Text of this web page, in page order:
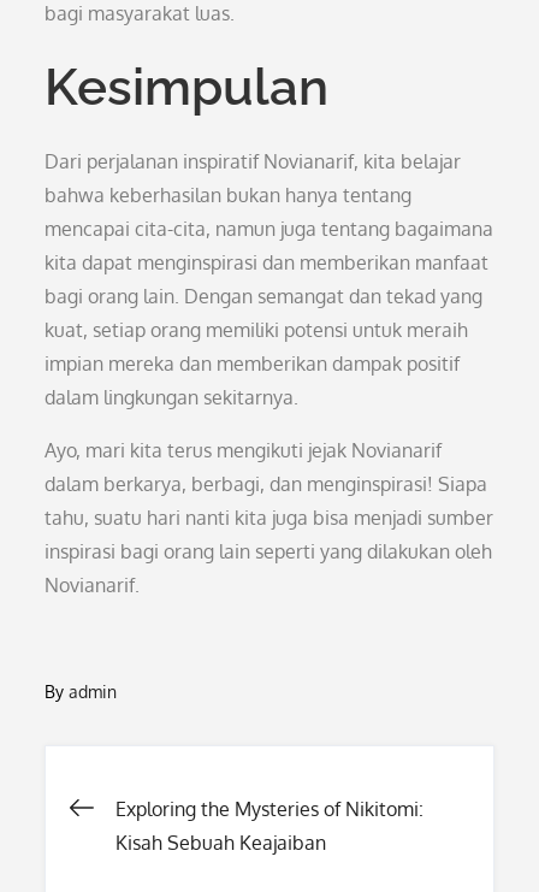
bagi masyarakat luas.
Kesimpulan
Dari perjalanan inspiratif Novianarif, kita belajar
bahwa keberhasilan bukan hanya tentang
mencapai cita-cita, namun juga tentang bagaimana
kita dapat menginspirasi dan memberikan manfaat
bagi orang lain. Dengan semangat dan tekad yang
kuat, setiap orang memiliki potensi untuk meraih
impian mereka dan memberikan dampak positif
dalam lingkungan sekitarnya.
Ayo, mari kita terus mengikuti jejak Novianarif
dalam berkarya, berbagi, dan menginspirasi! Siapa
tahu, suatu hari nanti kita juga bisa menjadi sumber
inspirasi bagi orang lain seperti yang dilakukan oleh
Novianarif.
Byadmin
Post
Exploring the Mysteries of Nikitomi:
Kisah Sebuah Keajaiban